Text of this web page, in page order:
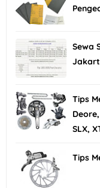
Sewa
Tips
SLX,
Tips